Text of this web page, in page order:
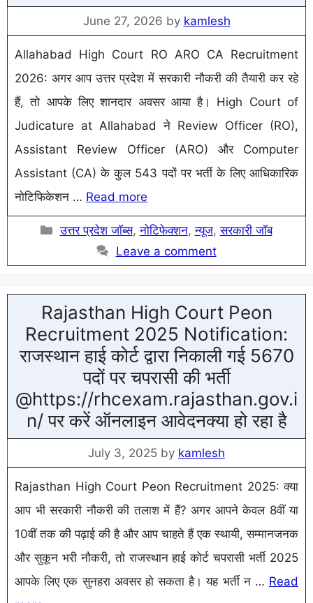
June 27, 2026 by kamlesh
Allahabad High Court RO ARO CA Recruitment
2026: अगर आप उत्तर प्रदेश में सरकारी नौकरी की तैयारी कर रहे
हैं, तो आपके लिए शानदार अवसर आया है। High Court of
Judicature at Allahabad ने Review Officer (RO),
Assistant Review Officer (ARO) और Computer
Assistant (CA) के कुल 543 पदों पर भर्ती के लिए आधिकारिक
नोटिफिकेशन … Read more
Categories
उत्तर प्रदेश जॉब्स,नोटिफेक्शन,न्यूज,सरकारी जॉब
Leave a comment
Rajasthan High Court Peon
Recruitment 2025 Notification:
राजस्थान हाई कोर्ट द्वारा निकाली गई 5670
पदों पर चपरासी की भर्ती
@https://rhcexam.rajasthan.gov.i
n/ पर करें ऑनलाइन आवेदनक्या हो रहा है
July 3, 2025 by kamlesh
Rajasthan High Court Peon Recruitment 2025: क्या
आप भी सरकारी नौकरी की तलाश में हैं? अगर आपने केवल 8वीं या
10वीं तक की पढ़ाई की है और आप चाहते हैं एक स्थायी, सम्मानजनक
और सुकून भरी नौकरी, तो राजस्थान हाई कोर्ट चपरासी भर्ती 2025
आपके लिए एक सुनहरा अवसर हो सकता है। यह भर्ती न … Read